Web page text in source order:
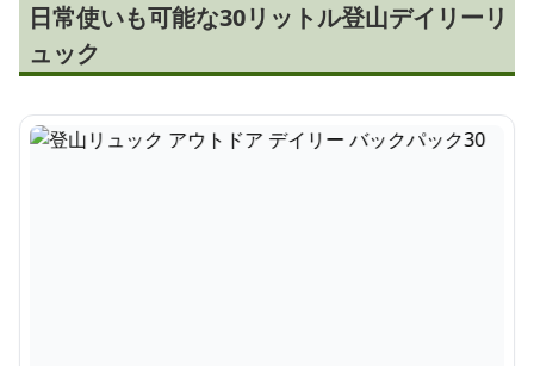
日常使いも可能な30リットル登山デイリーリ
ュック